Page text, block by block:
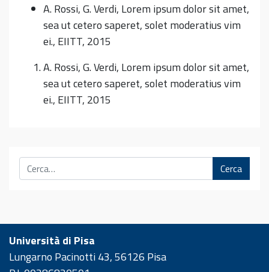
A. Rossi, G. Verdi, Lorem ipsum dolor sit amet,
sea ut cetero saperet, solet moderatius vim
ei., EIITT, 2015
A. Rossi, G. Verdi, Lorem ipsum dolor sit amet,
sea ut cetero saperet, solet moderatius vim
ei., EIITT, 2015
Cerca
Università di Pisa
Lungarno Pacinotti 43, 56126 Pisa